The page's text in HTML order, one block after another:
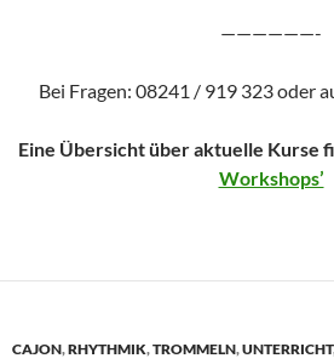
——————-
Bei Fragen: 08241 / 919 323 oder
Eine Übersicht über aktuelle Kurse
Workshops’
CAJON,RHYTHMIK,TROMMELN,UNTERRICHT